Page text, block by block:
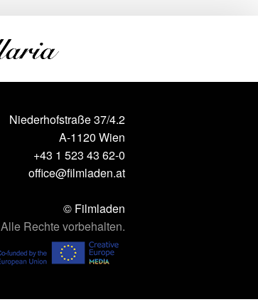
Niederhofstraße 37/4.2
A-1120 Wien
+43 1 523 43 62-0
office@filmladen.at
© Filmladen
Alle Rechte vorbehalten.